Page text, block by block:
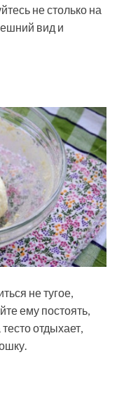
не столько на
вид и
не тугое,
ему постоять,
отдыхает,